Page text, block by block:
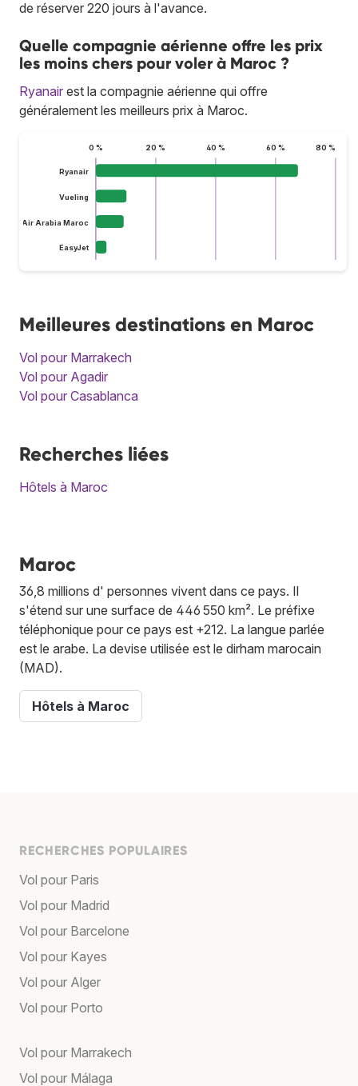
de réserver 220 jours à l'avance.
Quelle compagnie aérienne offre les prix
les moins chers pour voler à Maroc ?
Ryanair est la compagnie aérienne qui offre
généralement les meilleurs prix à Maroc.
0 % 20 % 40 % 60 % 80 %
Ryanair
Vueling
Air Arabia Maroc
EasyJet
Meilleures destinations en Maroc
Vol pour Marrakech
Vol pour Agadir
Vol pour Casablanca
Recherches liées
Hôtels à Maroc
Maroc
36,8 millions d' personnes vivent dans ce pays. Il
s'étend sur une surface de 446 550 km². Le préfixe
téléphonique pour ce pays est +212. La langue parlée
est le arabe. La devise utilisée est le dirham marocain
(MAD).
Hôtels à Maroc
RECHERCHES POPULAIRES
Vol pour Paris
Vol pour Madrid
Vol pour Barcelone
Vol pour Kayes
Vol pour Alger
Vol pour Porto
Vol pour Marrakech
Vol pour Málaga